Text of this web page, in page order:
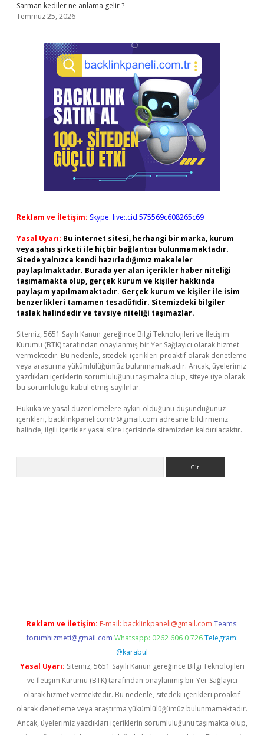
Sarman kediler ne anlama gelir ?
Temmuz 25, 2026
Reklam ve İletişim: Skype: live:.cid.575569c608265c69
Yasal Uyarı: Bu internet sitesi, herhangi bir marka, kurum
veya şahıs şirketi ile hiçbir bağlantısı bulunmamaktadır.
Sitede yalnızca kendi hazırladığımız makaleler
paylaşılmaktadır. Burada yer alan içerikler haber niteliği
taşımamakta olup, gerçek kurum ve kişiler hakkında
paylaşım yapılmamaktadır. Gerçek kurum ve kişiler ile isim
benzerlikleri tamamen tesadüfidir. Sitemizdeki bilgiler
taslak halindedir ve tavsiye niteliği taşımazlar.
Sitemiz, 5651 Sayılı Kanun gereğince Bilgi Teknolojileri ve İletişim
Kurumu (BTK) tarafından onaylanmış bir Yer Sağlayıcı olarak hizmet
vermektedir. Bu nedenle, sitedeki içerikleri proaktif olarak denetleme
veya araştırma yükümlülüğümüz bulunmamaktadır. Ancak, üyelerimiz
yazdıkları içeriklerin sorumluluğunu taşımakta olup, siteye üye olarak
bu sorumluluğu kabul etmiş sayılırlar.
Hukuka ve yasal düzenlemelere aykırı olduğunu düşündüğünüz
içerikleri, backlinkpanelicomtr@gmail.com adresine bildirmeniz
halinde, ilgili içerikler yasal süre içerisinde sitemizden kaldırılacaktır.
Reklam ve İletişim: E-mail: backlinkpaneli@gmail.com Teams:
forumhizmeti@gmail.com Whatsapp: 0262 606 0 726 Telegram:
@karabul
Yasal Uyarı: Sitemiz, 5651 Sayılı Kanun gereğince Bilgi Teknolojileri
ve İletişim Kurumu (BTK) tarafından onaylanmış bir Yer Sağlayıcı
olarak hizmet vermektedir. Bu nedenle, sitedeki içerikleri proaktif
olarak denetleme veya araştırma yükümlülüğümüz bulunmamaktadır.
Ancak, üyelerimiz yazdıkları içeriklerin sorumluluğunu taşımakta olup,